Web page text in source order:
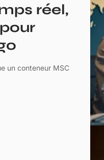
réel,
un conteneur MSC